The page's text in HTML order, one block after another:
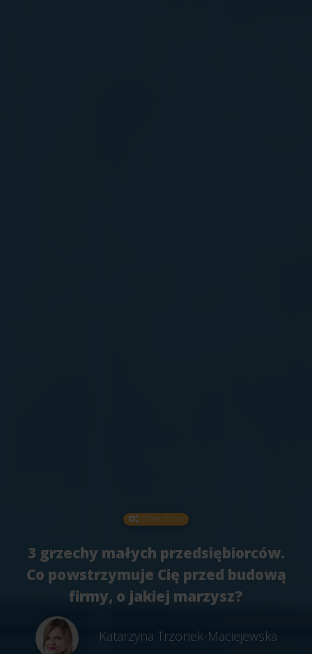
STRATEGIA
3 grzechy małych przedsiębiorców.
Co powstrzymuje Cię przed budową
firmy, o jakiej marzysz?
Katarzyna Trzonek-Maciejewska